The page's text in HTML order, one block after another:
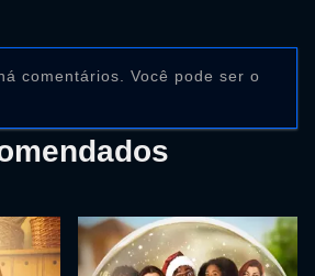
comentários. Você pode ser o